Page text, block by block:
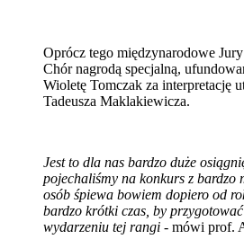
Oprócz tego międzynarodowe
Chór nagrodą specjalną,
Wioletę Tomczak za interpretację
Tadeusza Maklakiewicza.
Jest to dla nas bardzo duże
pojechaliśmy na konkurs z bardzo
osób śpiewa bowiem dopiero od
bardzo krótki czas, by
wydarzeniu tej rangi - mówi prof.